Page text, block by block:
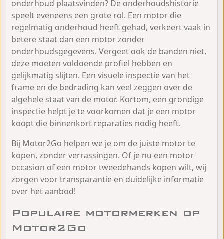
onderhoud plaatsvinden? De onderhoudshistorie
speelt eveneens een grote rol. Een motor die
regelmatig onderhoud heeft gehad, verkeert vaak in
betere staat dan een motor zonder
onderhoudsgegevens. Vergeet ook de banden niet,
deze moeten voldoende profiel hebben en
gelijkmatig slijten. Een visuele inspectie van het
frame en de bedrading kan veel zeggen over de
algehele staat van de motor. Kortom, een grondige
inspectie helpt je te voorkomen dat je een motor
koopt die binnenkort reparaties nodig heeft.
Bij Motor2Go helpen we je om de juiste motor te
kopen, zonder verrassingen. Of je nu een motor
occasion of een motor tweedehands kopen wilt, wij
zorgen voor transparantie en duidelijke informatie
over het aanbod!
Populaire motormerken op
Motor2Go